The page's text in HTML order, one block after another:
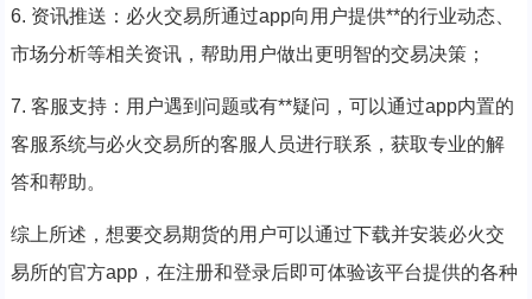
6. 资讯推送：必火交易所通过app向用户提供**的行业动态、
市场分析等相关资讯，帮助用户做出更明智的交易决策；
7. 客服支持：用户遇到问题或有**疑问，可以通过app内置的
客服系统与必火交易所的客服人员进行联系，获取专业的解
答和帮助。
综上所述，想要交易期货的用户可以通过下载并安装必火交
易所的官方app，在注册和登录后即可体验该平台提供的各种